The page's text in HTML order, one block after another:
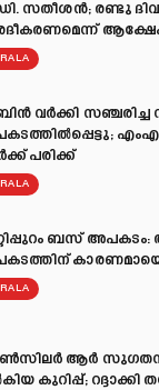
സതീശൻ; രണ്ടു
വര്‍ക്കി സഞ്ചരിച്ച
പരിക്ക്
ബസ് അപകടം:
ആർ
കുറിപ്പ്; റദ്ദാക്കി